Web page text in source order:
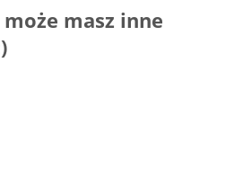
może masz inne